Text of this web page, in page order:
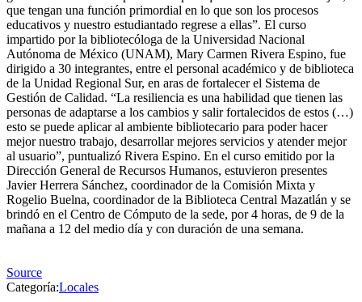
que tengan una función primordial en lo que son los procesos
educativos y nuestro estudiantado regrese a ellas”. El curso
impartido por la bibliotecóloga de la Universidad Nacional
Autónoma de México (UNAM), Mary Carmen Rivera Espino, fue
dirigido a 30 integrantes, entre el personal académico y de biblioteca
de la Unidad Regional Sur, en aras de fortalecer el Sistema de
Gestión de Calidad. “La resiliencia es una habilidad que tienen las
personas de adaptarse a los cambios y salir fortalecidos de estos (…)
esto se puede aplicar al ambiente bibliotecario para poder hacer
mejor nuestro trabajo, desarrollar mejores servicios y atender mejor
al usuario”, puntualizó Rivera Espino. En el curso emitido por la
Dirección General de Recursos Humanos, estuvieron presentes
Javier Herrera Sánchez, coordinador de la Comisión Mixta y
Rogelio Buelna, coordinador de la Biblioteca Central Mazatlán y se
brindó en el Centro de Cómputo de la sede, por 4 horas, de 9 de la
mañana a 12 del medio día y con duración de una semana.
Source
Categoría:Locales